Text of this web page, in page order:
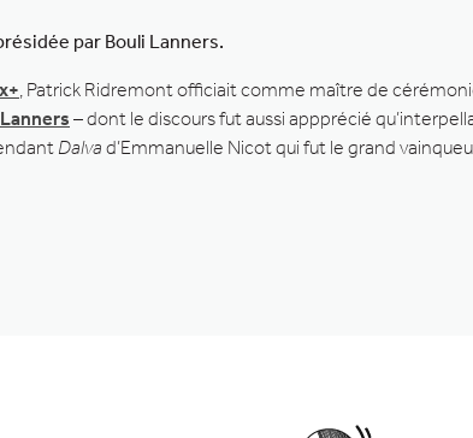
par Bouli Lanners.
, Patrick Ridremont officiait comme maître de
– dont le discours fut aussi appprécié
Dalva d’Emmanuelle Nicot qui fut le grand